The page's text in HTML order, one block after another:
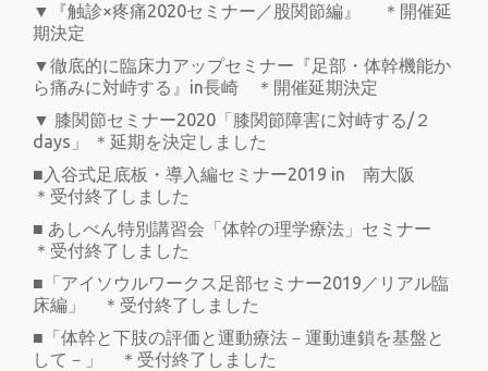
▼『触診×疼痛2020セミナー／股関節編』 ＊開催延
期決定
▼徹底的に臨床力アップセミナー『足部・体幹機能か
ら痛みに対峙する』in長崎 ＊開催延期決定
▼ 膝関節セミナー2020「膝関節障害に対峙する/２
days」 ＊延期を決定しました
■入谷式足底板・導入編セミナー2019 in 南大阪
＊受付終了しました
■ あしべん特別講習会「体幹の理学療法」セミナー
＊受付終了しました
■「アイソウルワークス足部セミナー2019／リアル臨
床編」 ＊受付終了しました
■「体幹と下肢の評価と運動療法－運動連鎖を基盤と
して－」 ＊受付終了しました